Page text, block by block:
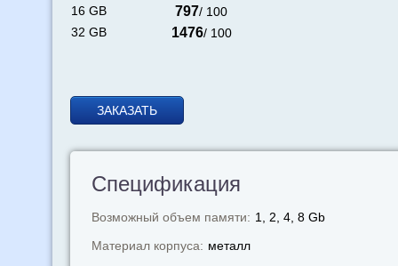
16 GB
797/ 100
32 GB
1476/ 100
ЗАКАЗАТЬ
Спецификация
Возможный объем памяти: 1, 2, 4, 8 Gb
Материал корпуса: металл